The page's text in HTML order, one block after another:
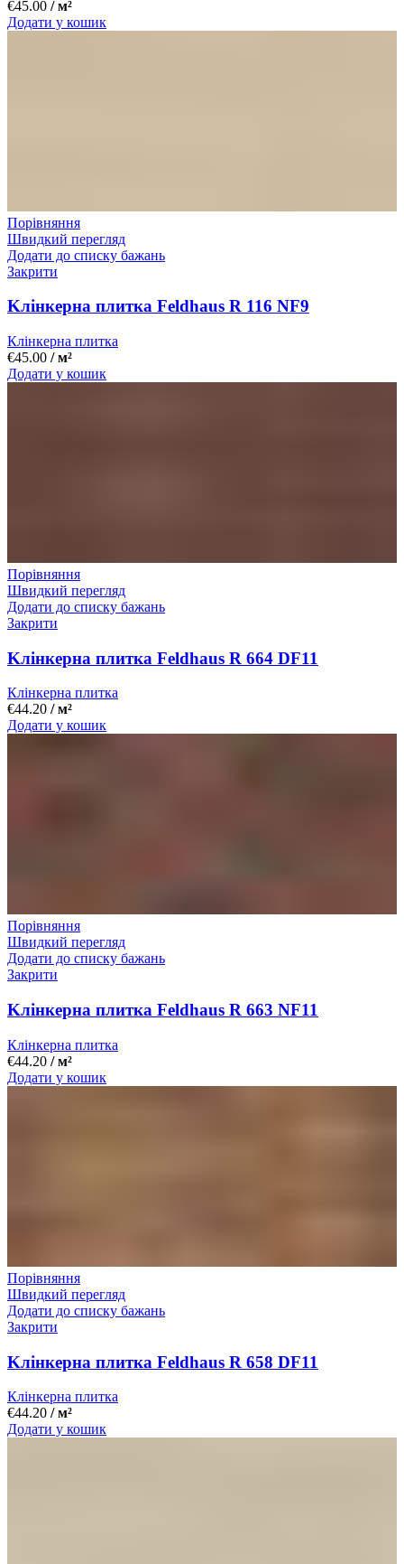
€45.00 / м²
Додати у кошик
Порівняння
Швидкий перегляд
Додати до списку бажань
Закрити
Kлінкерна плитка Feldhaus R 116 NF9
Клінкерна плитка
€45.00 / м²
Додати у кошик
Порівняння
Швидкий перегляд
Додати до списку бажань
Закрити
Kлінкерна плитка Feldhaus R 664 DF11
Клінкерна плитка
€44.20 / м²
Додати у кошик
Порівняння
Швидкий перегляд
Додати до списку бажань
Закрити
Kлінкерна плитка Feldhaus R 663 NF11
Клінкерна плитка
€44.20 / м²
Додати у кошик
Порівняння
Швидкий перегляд
Додати до списку бажань
Закрити
Kлінкерна плитка Feldhaus R 658 DF11
Клінкерна плитка
€44.20 / м²
Додати у кошик